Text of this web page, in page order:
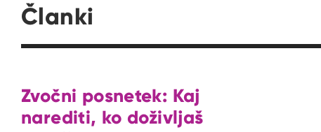
Članki
Zvočni posnetek: Kaj
narediti, ko doživljaš